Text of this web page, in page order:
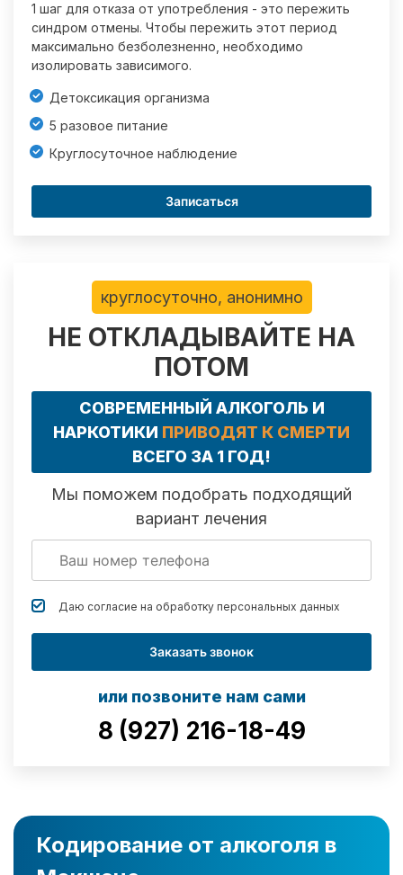
1 шаг для отказа от употребления - это пережить
синдром отмены. Чтобы пережить этот период
максимально безболезненно, необходимо
изолировать зависимого.
Детоксикация организма
5 разовое питание
Круглосуточное наблюдение
Записаться
круглосуточно, анонимно
НЕ ОТКЛАДЫВАЙТЕ НА
ПОТОМ
СОВРЕМЕННЫЙ АЛКОГОЛЬ И
НАРКОТИКИ ПРИВОДЯТ К СМЕРТИ
ВСЕГО ЗА 1 ГОД!
Мы поможем подобрать подходящий
вариант лечения
Даю согласие на обработку персональных данных
Заказать звонок
или позвоните нам сами
8 (927) 216-18-49
Кодирование от алкоголя в